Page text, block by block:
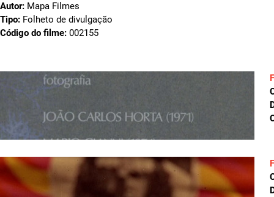
Autor: Mapa Filmes
Tipo: Folheto de divulgação
Código do filme: 002155